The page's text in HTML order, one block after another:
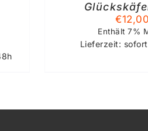
€12,00
Enthält 7%
Lieferzeit: